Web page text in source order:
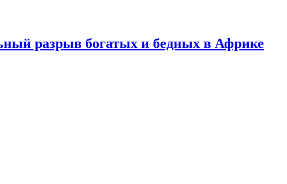
разрыв богатых и бедных в Африке